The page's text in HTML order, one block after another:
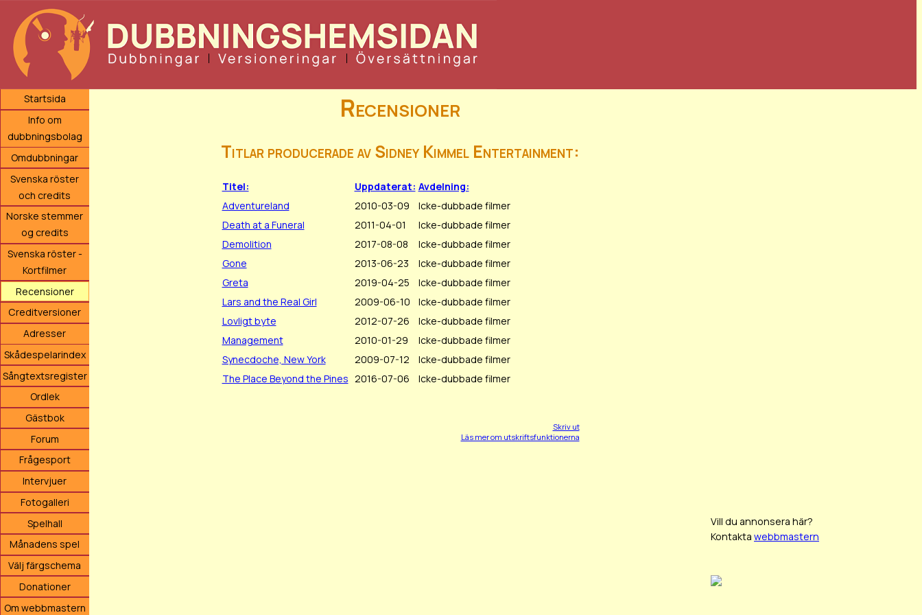
Startsida
Info om
dubbningsbolag
Omdubbningar
Svenska röster
och credits
Norske stemmer
og credits
Svenska röster -
Kortfilmer
Recensioner
Creditversioner
Adresser
Skådespelarindex
Sångtextsregister
Ordlek
Gästbok
Forum
Frågesport
Intervjuer
Fotogalleri
Spelhall
Månadens spel
Välj färgschema
Donationer
Om webbmastern
Recensioner
Titlar producerade av Sidney Kimmel Entertainment:
Titel: Uppdaterat: Avdelning:
Adventureland
2010-03-09
Icke-dubbade filmer
Death at a Funeral
2011-04-01
Icke-dubbade filmer
Demolition
2017-08-08
Icke-dubbade filmer
Gone
2013-06-23
Icke-dubbade filmer
Greta
2019-04-25
Icke-dubbade filmer
Lars and the Real Girl
2009-06-10
Icke-dubbade filmer
Lovligt byte
2012-07-26
Icke-dubbade filmer
Management
2010-01-29
Icke-dubbade filmer
Synecdoche, New York
2009-07-12
Icke-dubbade filmer
The Place Beyond the Pines 2016-07-06 Icke-dubbade filmer
Skriv ut
Läs mer om utskriftsfunktionerna
Vill du annonsera här?
Kontakta webbmastern